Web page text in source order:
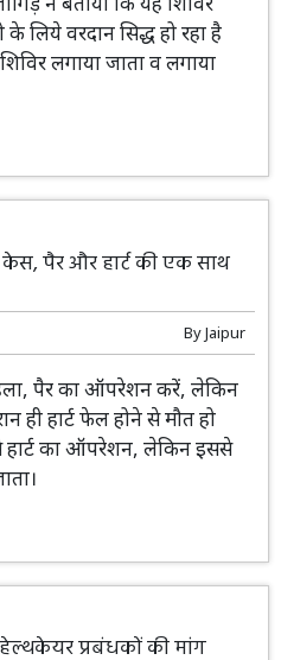
रोगी हुए लाभान्वित
ByJaipur
सिद्ध हो रहा है और हर माह की
पैर और हार्ट की एक साथ
ByJaipur
फेल होने से मौत हो जाती।
ऑपरेशन, लेकिन इससे दोनों पैर